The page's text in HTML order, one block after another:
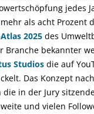
jedes
als acht Prozent
2025 des
Branche bekannter
Studios die auf
Das Konzept
die in der Jury
und vielen